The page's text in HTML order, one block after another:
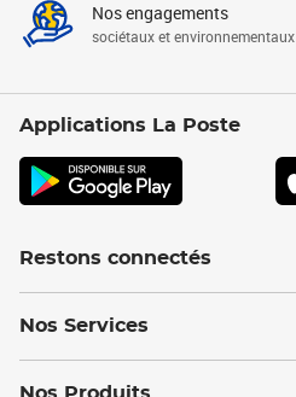
Nos engagements
sociétaux et environnementaux
Applications La Poste
Restons connectés
Nos Services